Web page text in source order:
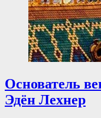
Основатель
Эдён Лехнер